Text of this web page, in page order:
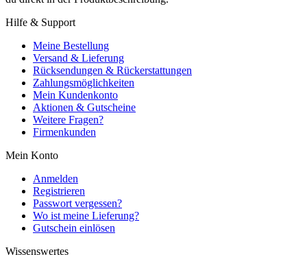
Hilfe & Support
Meine Bestellung
Versand & Lieferung
Rücksendungen & Rückerstattungen
Zahlungsmöglichkeiten
Mein Kundenkonto
Aktionen & Gutscheine
Weitere Fragen?
Firmenkunden
Mein Konto
Anmelden
Registrieren
Passwort vergessen?
Wo ist meine Lieferung?
Gutschein einlösen
Wissenswertes